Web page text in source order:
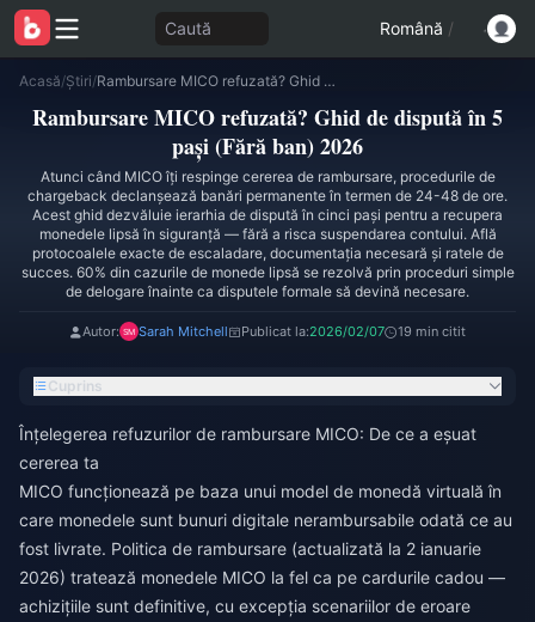
Caută Română /
Acasă/Știri/ Rambursare MICO refuzată? Ghid de dispută în 5 pași (Fără ban) 2026
Rambursare MICO refuzată? Ghid de dispută în 5
pași (Fără ban) 2026
Atunci când MICO îți respinge cererea de rambursare, procedurile de
chargeback declanșează banări permanente în termen de 24-48 de ore.
Acest ghid dezvăluie ierarhia de dispută în cinci pași pentru a recupera
monedele lipsă în siguranță — fără a risca suspendarea contului. Află
protocoalele exacte de escaladare, documentația necesară și ratele de
succes. 60% din cazurile de monede lipsă se rezolvă prin proceduri simple
de delogare înainte ca disputele formale să devină necesare.
Autor: Sarah Mitchell Publicat la:2026/02/07 19 min citit
Cuprins
Înțelegerea refuzurilor de rambursare MICO: De ce a eșuat
cererea ta
MICO funcționează pe baza unui model de monedă virtuală în
care monedele sunt bunuri digitale nerambursabile odată ce au
fost livrate. Politica de rambursare (actualizată la 2 ianuarie
2026) tratează monedele MICO la fel ca pe cardurile cadou —
achizițiile sunt definitive, cu excepția scenariilor de eroare